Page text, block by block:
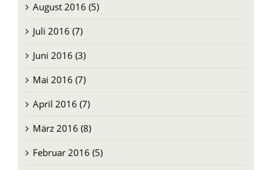
August 2016 (5)
Juli 2016 (7)
Juni 2016 (3)
Mai 2016 (7)
April 2016 (7)
März 2016 (8)
Februar 2016 (5)